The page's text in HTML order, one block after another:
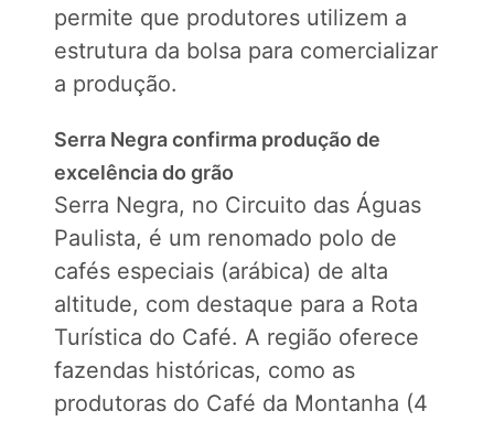
permite que produtores utilizem a
estrutura da bolsa para comercializar
a produção.
Serra Negra confirma produção de
excelência do grão
Serra Negra, no Circuito das Águas
Paulista, é um renomado polo de
cafés especiais (arábica) de alta
altitude, com destaque para a Rota
Turística do Café. A região oferece
fazendas históricas, como as
produtoras do Café da Montanha (4